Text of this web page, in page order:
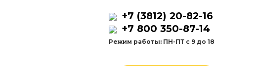
+7 (3812) 20-82-16
+7 800 350-87-14
Режим работы: ПН-ПТ с 9 до 18